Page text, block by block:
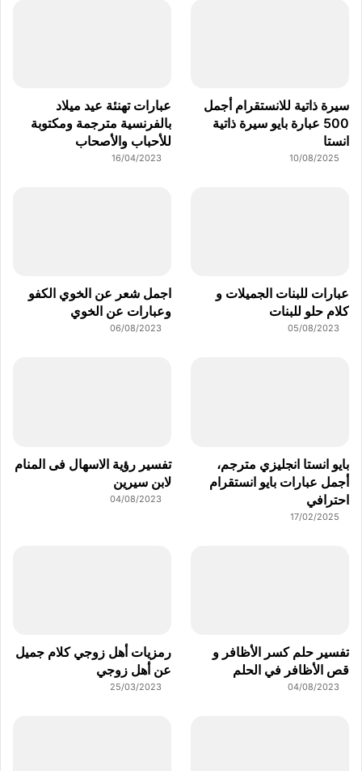
سيرة ذاتية للانستقرام أجمل
500 عبارة بايو سيرة ذاتية
انستا
10/08/2025
عبارات تهنئة عيد ميلاد
بالفرنسية مترجمة ومكتوبة
للأحباب والأصحاب
16/04/2023
عبارات للبنات الجميلات و
كلام حلو للبنات
05/08/2023
اجمل شعر عن الخوي الكفو
وعبارات عن الخوي
06/08/2023
بايو انستا انجليزي مترجم،
أجمل عبارات بايو انستقرام
احترافي
17/02/2025
تفسير رؤية الاسهال فى المنام
لابن سيرين
04/08/2023
تفسير حلم كسر الأظافر و
قص الأظافر في الحلم
04/08/2023
رمزيات أهل زوجي كلام جميل
عن أهل زوجي
25/03/2023